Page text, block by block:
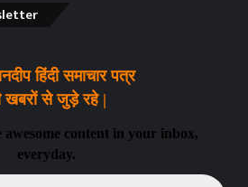
हिंदी समाचार पत्र
खबरों से जुड़े रहे |
awesome content in your inbox,
everyday.